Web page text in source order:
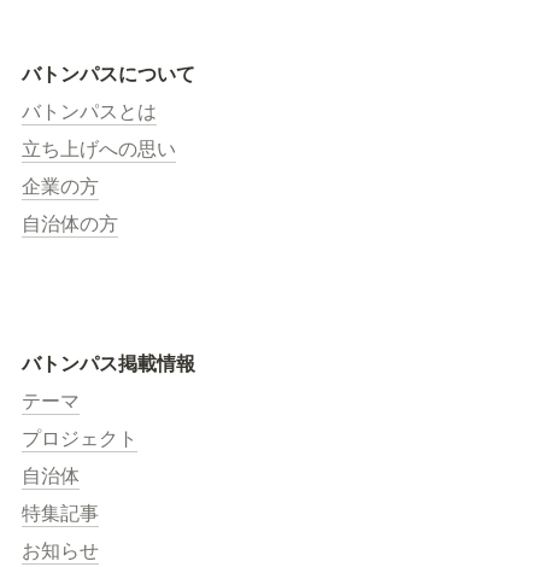
バトンパスについて
バトンパスとは
立ち上げへの思い
企業の方
自治体の方
バトンパス掲載情報
テーマ
プロジェクト
自治体
特集記事
お知らせ